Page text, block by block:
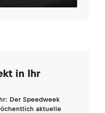
in Ihr
Der Speedweek
aktuelle